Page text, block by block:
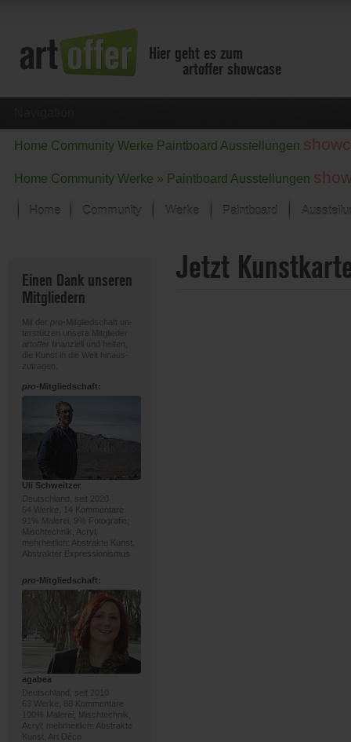
Hier geht es zum
artoffer showcase
Home Community Werke Paintboard Ausstellungen
Home Community Werke » Paintboard Ausstellungen
Home Community Werke
Der letzte Monat im Fokus
Alle Fokus-Werke
Paintboard
Einen Dank unseren
Mitgliedern
Mit der pro
-Mitgliedschaft un-
terstützen unsere Mitglieder
artoffer finanziell und helfen,
die Kunst in die Welt hinaus-
zutragen.
pro-Mitgliedschaft:
Uli Schweitzer
Deutschland, seit 2020
54 Werke, 14 Kommentare
91% Malerei, 9% Fotografie;
Mischtechnik, Acryl;
mehrheitlich: Abstrakte Kunst,
Abstrakter Expressionismus
pro-Mitgliedschaft:
agabea
Deutschland, seit 2010
63 Werke, 88 Kommentare
100% Malerei; Mischtechnik,
Acryl; mehrheitlich: Abstrakte
Kunst, Art Déco
Jetzt